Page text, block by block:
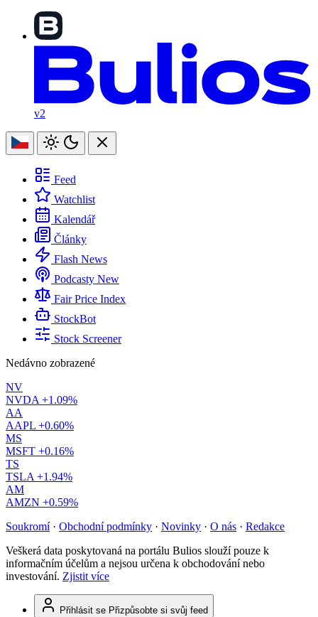
v2
Feed
Watchlist
Kalendář
Články
Flash News
Podcasty New
Fair Price Index
StockBot
Stock Screener
Nedávno zobrazené
NV
NVDA +1.09%
AA
AAPL +0.60%
MS
MSFT +0.16%
TS
TSLA +1.94%
AM
AMZN +0.59%
Soukromí · Obchodní podmínky · Novinky · O nás · Redakce
Veškerá data poskytovaná na portálu Bulios slouží pouze k
informačním účelům a nejsou určena k obchodování nebo
investování. Zjistit více
Přihlásit se Přizpůsobte si svůj feed